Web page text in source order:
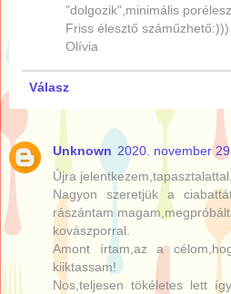
"dolgozik",minimális
Friss élesztő száműzhető:)))
Olívia
Válasz
Unknown 2020. november
Újra
Nagyon szeretjük a
rászántam
kovászporral.
Amont írtam,az a
kiiktassam!
Nos,teljesen tökéletes lett